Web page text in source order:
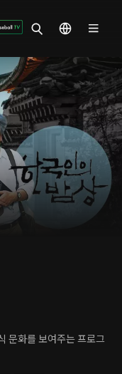
문화를 보여주는 프로그